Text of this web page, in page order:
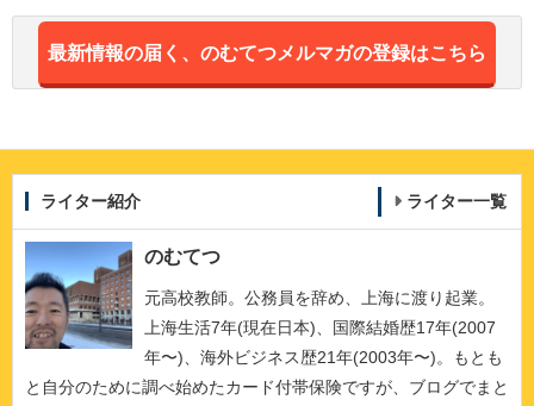
最新情報の届く、のむてつメルマガの登録はこちら
ライター紹介 ライター一覧
のむてつ
元高校教師。公務員を辞め、上海に渡り起業。
上海生活7年(現在日本)、国際結婚歴17年(2007
年〜)、海外ビジネス歴21年(2003年〜)。もとも
と自分のために調べ始めたカード付帯保険ですが、ブログでまと